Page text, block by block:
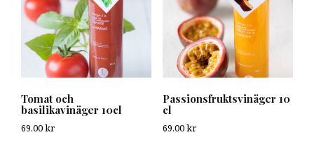
Tomat och
basilikavinäger 10cl
69.00kr
Passionsfruktsvinäger 10
cl
69.00kr